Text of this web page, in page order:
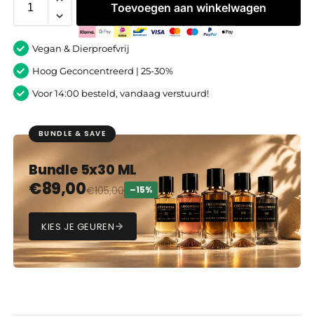
Toevoegen aan winkelwagen
Vegan & Dierproefvrij
Hoog Geconcentreerd | 25-30%
Voor 14:00 besteld, vandaag verstuurd!
BUNDLE & SAVE
Bundle 5x30 ML
€89,00€105,00 –15%
KIES JE GEUREN